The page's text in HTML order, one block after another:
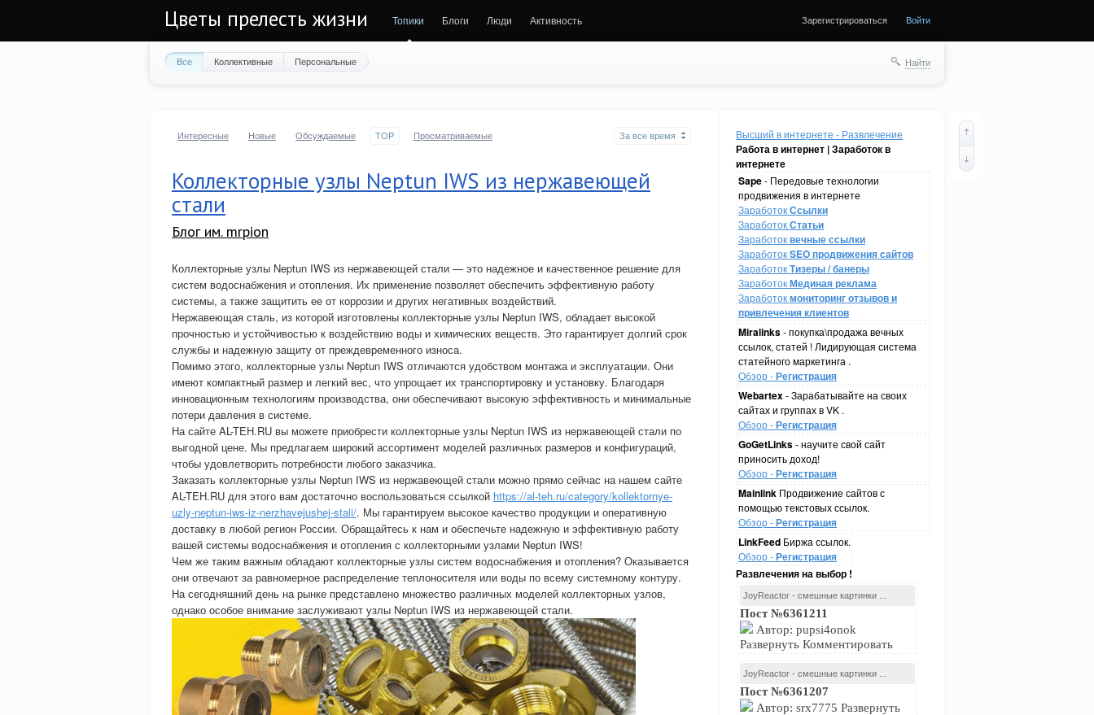
Цветы прелесть жизни Топики Блоги Люди Активность Зарегистрироваться Войти
Все Коллективные Персональные Найти
Высший в интернете - Развлечение
Работа в интернет | Заработок в
интернете
Sape- Передовые технологии
продвижения в интернете
ЗаработокСсылки
ЗаработокСтатьи
Заработоквечные ссылки
ЗаработокSEO продвижения сайтов
ЗаработокТизеры / банеры
ЗаработокМединая реклама
Заработокмониторинг отзывов и
привлечения клиентов
Miralinks- покупка\продажа вечных
ссылок, статей ! Лидирующая система
статейного маркетинга .
Обзор -Регистрация
Webartex- Зарабатывайте на своих
сайтах и группах в VK .
Обзор -Регистрация
GoGetLinks- научите свой сайт
приносить доход!
Обзор -Регистрация
Mainlink Продвижение сайтов с
помощью текстовых ссылок.
Обзор -Регистрация
LinkFeed Биржа ссылок.
Обзор -Регистрация
Развлечения на выбор !
JoyReactor - смешные картинки ...
Пост №6361211
Автор: pupsi4onok
Развернуть Комментировать
JoyReactor - смешные картинки ...
Пост №6361207
Автор: srx7775 Развернуть
Интересные Новые Обсуждаемые TOP Просматриваемые За все время
Коллекторные узлы Neptun IWS из нержавеющей
стали
Блог им. mrpion
Коллекторные узлы Neptun IWS из нержавеющей стали — это надежное и качественное решение для
систем водоснабжения и отопления. Их применение позволяет обеспечить эффективную работу
системы, а также защитить ее от коррозии и других негативных воздействий.
Нержавеющая сталь, из которой изготовлены коллекторные узлы Neptun IWS, обладает высокой
прочностью и устойчивостью к воздействию воды и химических веществ. Это гарантирует долгий срок
службы и надежную защиту от преждевременного износа.
Помимо этого, коллекторные узлы Neptun IWS отличаются удобством монтажа и эксплуатации. Они
имеют компактный размер и легкий вес, что упрощает их транспортировку и установку. Благодаря
инновационным технологиям производства, они обеспечивают высокую эффективность и минимальные
потери давления в системе.
На сайте AL-TEH.RU вы можете приобрести коллекторные узлы Neptun IWS из нержавеющей стали по
выгодной цене. Мы предлагаем широкий ассортимент моделей различных размеров и конфигураций,
чтобы удовлетворить потребности любого заказчика.
Заказать коллекторные узлы Neptun IWS из нержавеющей стали можно прямо сейчас на нашем сайте
AL-TEH.RU для этого вам достаточно воспользоваться ссылкой https://al-teh.ru/category/kollektornye-
uzly-neptun-iws-iz-nerzhavejushej-stali/. Мы гарантируем высокое качество продукции и оперативную
доставку в любой регион России. Обращайтесь к нам и обеспечьте надежную и эффективную работу
вашей системы водоснабжения и отопления с коллекторными узлами Neptun IWS!
Чем же таким важным обладают коллекторные узлы систем водоснабжения и отопления? Оказывается
они отвечают за равномерное распределение теплоносителя или воды по всему системному контуру.
На сегодняшний день на рынке представлено множество различных моделей коллекторных узлов,
однако особое внимание заслуживают узлы Neptun IWS из нержавеющей стали.